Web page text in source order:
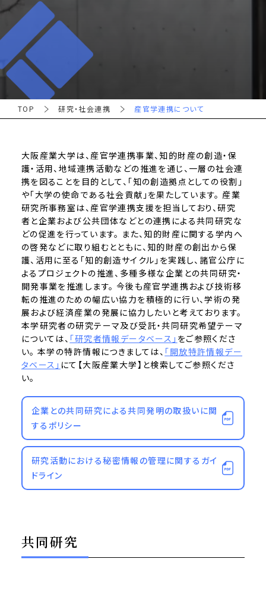
TOP 研究・社会連携 産官学連携について
大阪産業大学は、産官学連携事業、知的財産の創造・保
護・活用、地域連携活動などの推進を通じ、一層の社会連
携を図ることを目的として、「知の創造拠点としての役割」
や「大学の使命である社会貢献」を果たしています。 産業
研究所事務室は、産官学連携支援を担当しており、研究
者と企業および公共団体などとの連携による共同研究な
どの促進を行っています。 また、知的財産に関する学内へ
の啓発などに取り組むとともに、知的財産の創出から保
護、活用に至る「知的創造サイクル」を実践し、諸官公庁に
よるプロジェクトの推進、多種多様な企業との共同研究・
開発事業を推進します。 今後も産官学連携および技術移
転の推進のための幅広い協力を積極的に行い、学術の発
展および経済産業の発展に協力したいと考えております。
本学研究者の研究テーマ及び受託・共同研究希望テーマ
については、 「研究者情報データベース」 をご参照くださ
い。 本学の特許情報につきましては、 「開放特許情報デー
タベース」 にて【大阪産業大学】と検索してご参照くださ
い。
企業との共同研究による共同発明の取扱いに関
するポリシー
研究活動における秘密情報の管理に関するガイ
ドライン
共同研究